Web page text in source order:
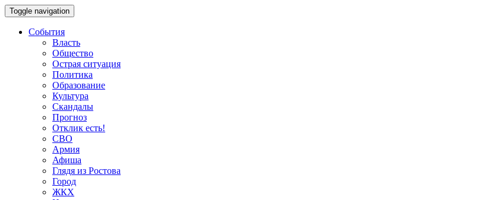
Toggle navigation
События
Власть
Общество
Острая ситуация
Политика
Образование
Культура
Скандалы
Прогноз
Отклик есть!
СВО
Армия
Афиша
Глядя из Ростова
Город
ЖКХ